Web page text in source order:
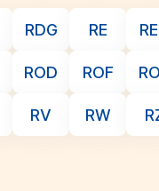
RDG RE
ROD ROF
RV RW